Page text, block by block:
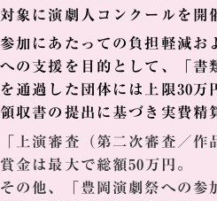
対象に演劇人コンクールを開
参加にあたっての負担軽減お
への支援を目的として、「書
を通過した団体には上限30万
領収書の提出に基づき実費精
「上演審査（第二次審査／
賞金は最大で総額50万円。
その他、「豊岡演劇祭への参